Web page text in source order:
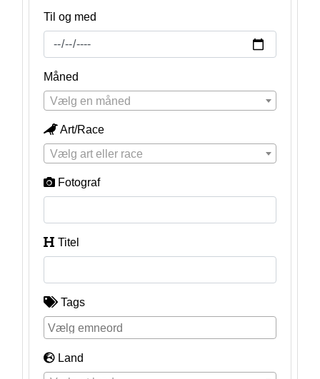
Til og med
Måned
Vælg en måned
Art/Race
Vælg art eller race
Fotograf
Titel
Tags
Land